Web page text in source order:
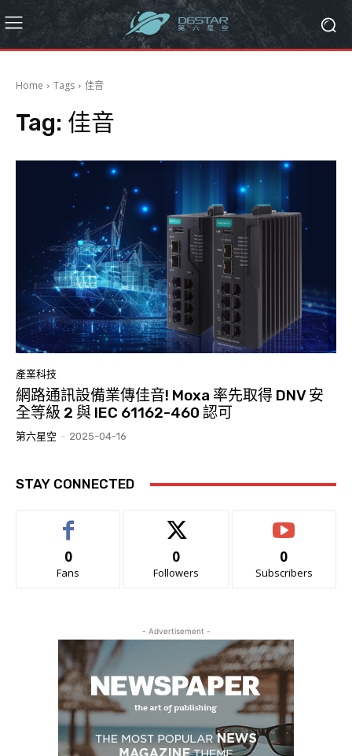
Home Tags 佳音
Tag: 佳音
產業科技
網路通訊設備業傳佳音! Moxa 率先取得 DNV 安
全等級 2 與 IEC 61162-460 認可
第六星空 - 2025-04-16
STAY CONNECTED
0
Fans
0
Followers
0
Subscribers
- Advertisement -